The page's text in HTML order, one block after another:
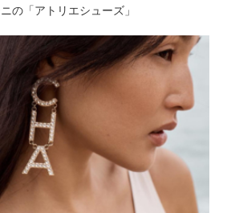
の「アトリエシューズ」